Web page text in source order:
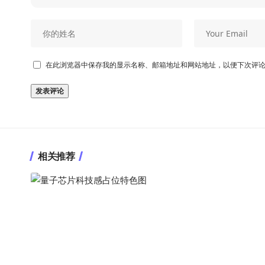
在此浏览器中保存我的显示名称、邮箱地址和网站地址，以便下次评论
相关推荐